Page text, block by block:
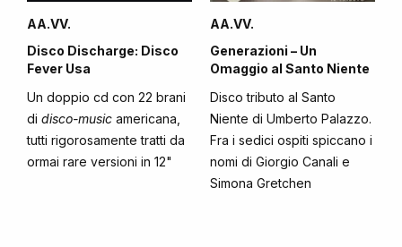
AA.VV.
Disco Discharge: Disco
Fever Usa
Un doppio cd con 22 brani
di disco-music americana,
tutti rigorosamente tratti da
ormai rare versioni in 12"
AA.VV.
Generazioni – Un
Omaggio al Santo Niente
Disco tributo al Santo
Niente di Umberto Palazzo.
Fra i sedici ospiti spiccano i
nomi di Giorgio Canali e
Simona Gretchen